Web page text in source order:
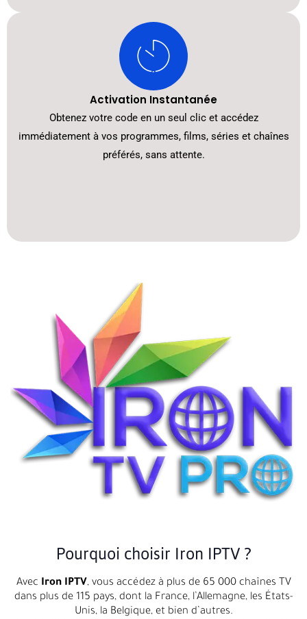
Activation Instantanée
Obtenez votre code en un seul clic et accédez
immédiatement à vos programmes, films, séries et chaînes
préférés, sans attente.
Pourquoi choisir Iron IPTV ?
Avec Iron IPTV, vous accédez à plus de 65 000 chaînes TV
dans plus de 115 pays, dont la France, l’Allemagne, les États-
Unis, la Belgique, et bien d’autres.